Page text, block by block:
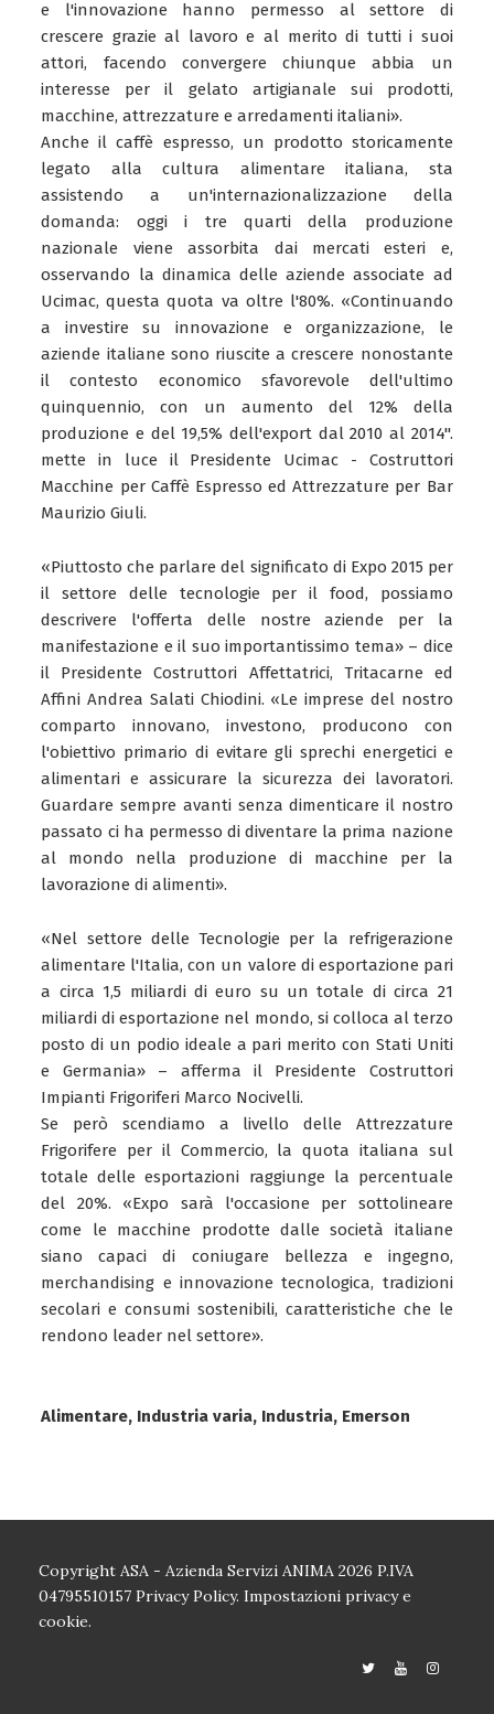
e l'innovazione hanno permesso al settore di
crescere grazie al lavoro e al merito di tutti i suoi
attori, facendo convergere chiunque abbia un
interesse per il gelato artigianale sui prodotti,
macchine, attrezzature e arredamenti italiani».
Anche il caffè espresso, un prodotto storicamente
legato alla cultura alimentare italiana, sta
assistendo a un'internazionalizzazione della
domanda: oggi i tre quarti della produzione
nazionale viene assorbita dai mercati esteri e,
osservando la dinamica delle aziende associate ad
Ucimac, questa quota va oltre l'80%. «Continuando
a investire su innovazione e organizzazione, le
aziende italiane sono riuscite a crescere nonostante
il contesto economico sfavorevole dell'ultimo
quinquennio, con un aumento del 12% della
produzione e del 19,5% dell'export dal 2010 al 2014".
mette in luce il Presidente Ucimac - Costruttori
Macchine per Caffè Espresso ed Attrezzature per Bar
Maurizio Giuli.
«Piuttosto che parlare del significato di Expo 2015 per
il settore delle tecnologie per il food, possiamo
descrivere l'offerta delle nostre aziende per la
manifestazione e il suo importantissimo tema» – dice
il Presidente Costruttori Affettatrici, Tritacarne ed
Affini Andrea Salati Chiodini. «Le imprese del nostro
comparto innovano, investono, producono con
l'obiettivo primario di evitare gli sprechi energetici e
alimentari e assicurare la sicurezza dei lavoratori.
Guardare sempre avanti senza dimenticare il nostro
passato ci ha permesso di diventare la prima nazione
al mondo nella produzione di macchine per la
lavorazione di alimenti».
«Nel settore delle Tecnologie per la refrigerazione
alimentare l'Italia, con un valore di esportazione pari
a circa 1,5 miliardi di euro su un totale di circa 21
miliardi di esportazione nel mondo, si colloca al terzo
posto di un podio ideale a pari merito con Stati Uniti
e Germania» – afferma il Presidente Costruttori
Impianti Frigoriferi Marco Nocivelli.
Se però scendiamo a livello delle Attrezzature
Frigorifere per il Commercio, la quota italiana sul
totale delle esportazioni raggiunge la percentuale
del 20%. «Expo sarà l'occasione per sottolineare
come le macchine prodotte dalle società italiane
siano capaci di coniugare bellezza e ingegno,
merchandising e innovazione tecnologica, tradizioni
secolari e consumi sostenibili, caratteristiche che le
rendono leader nel settore».
Alimentare, Industria varia, Industria, Emerson
Copyright ASA - Azienda Servizi ANIMA 2026 P.IVA
04795510157 Privacy Policy. Impostazioni privacy e
cookie.